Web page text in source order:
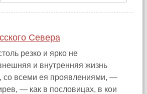
Севера
резко и ярко не
и внутренняя жизнь
со всеми ея проявлениями, —
— как в пословицах, в кои